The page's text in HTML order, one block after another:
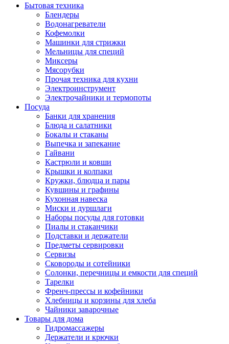
Бытовая техника
Блендеры
Водонагреватели
Кофемолки
Машинки для стрижки
Мельницы для специй
Миксеры
Мясорубки
Прочая техника для кухни
Электроинструмент
Электрочайники и термопоты
Посуда
Банки для хранения
Блюда и салатники
Бокалы и стаканы
Выпечка и запекание
Гайвани
Кастрюли и ковши
Крышки и колпаки
Кружки, блюдца и пары
Кувшины и графины
Кухонная навеска
Миски и дуршлаги
Наборы посуды для готовки
Пиалы и стаканчики
Подставки и держатели
Предметы сервировки
Сервизы
Сковороды и сотейники
Солонки, перечницы и емкости для специй
Тарелки
Френч-прессы и кофейники
Хлебницы и корзины для хлеба
Чайники заварочные
Товары для дома
Гидромассажеры
Держатели и крючки